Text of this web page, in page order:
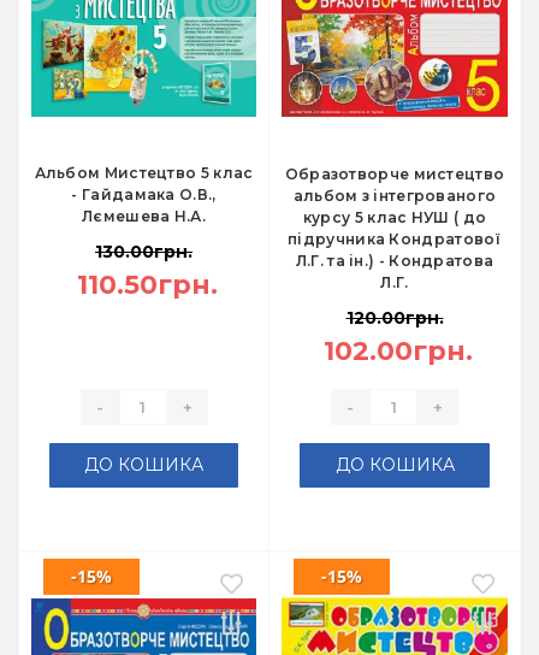
Альбом Мистецтво 5 клас
- Гайдамака О.В.,
Лємешева Н.А.
130.00грн.
110.50грн.
- +
ДО КОШИКА
Образотворче мистецтво
альбом з інтегрованого
курсу 5 клас НУШ ( до
підручника Кондратової
Л.Г. та ін.) - Кондратова
Л.Г.
120.00грн.
102.00грн.
- +
ДО КОШИКА
-15% -15%